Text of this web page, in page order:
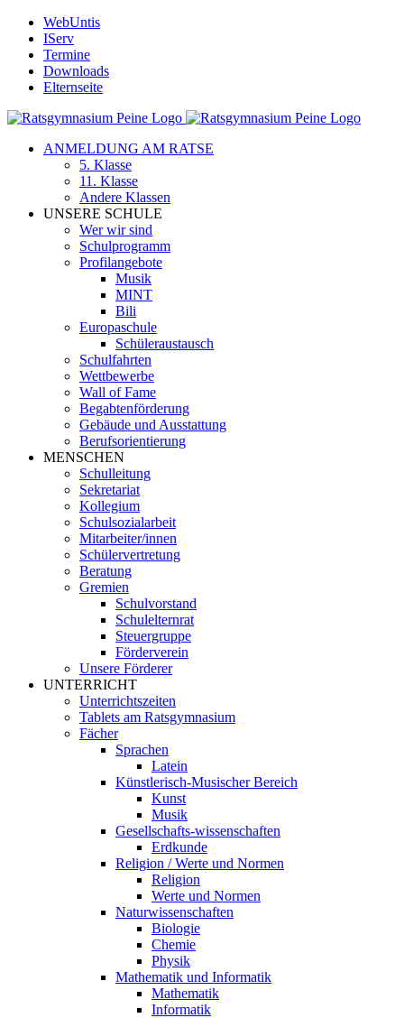
Zum
Inhalt
springen
WebUntis
IServ
Termine
Downloads
Elternseite
ANMELDUNG AM RATSE
5. Klasse
11. Klasse
Andere Klassen
UNSERE SCHULE
Wer wir sind
Schulprogramm
Profilangebote
Musik
MINT
Bili
Europaschule
Schüleraustausch
Schulfahrten
Wettbewerbe
Wall of Fame
Begabtenförderung
Gebäude und Ausstattung
Berufsorientierung
MENSCHEN
Schulleitung
Sekretariat
Kollegium
Schulsozialarbeit
Mitarbeiter/innen
Schülervertretung
Beratung
Gremien
Schulvorstand
Schulelternrat
Steuergruppe
Förderverein
Unsere Förderer
UNTERRICHT
Unterrichtszeiten
Tablets am Ratsgymnasium
Fächer
Sprachen
Latein
Künstlerisch-Musischer Bereich
Kunst
Musik
Gesellschafts-wissenschaften
Erdkunde
Religion / Werte und Normen
Religion
Werte und Normen
Naturwissenschaften
Biologie
Chemie
Physik
Mathematik und Informatik
Mathematik
Informatik